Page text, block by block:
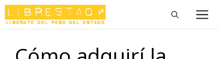
Saltar
al
contenido